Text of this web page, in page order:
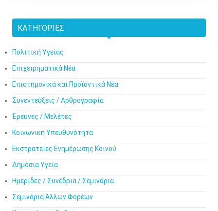
ΚΑΤΗΓΟΡΊΕΣ
Πολιτική Υγείας
Επιχειρηματικά Νέα
Επιστημονικά και Προϊοντικά Νέα
Συνεντεύξεις / Αρθρογραφία
Έρευνες / Μελέτες
Κοινωνική Υπευθυνότητα
Εκστρατείες Ενημέρωσης Κοινού
Δημόσια Υγεία
Ημερίδες / Συνέδρια / Σεμινάρια
Σεμινάρια Άλλων Φορέων